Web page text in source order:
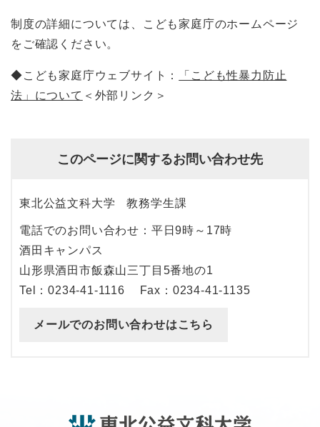
制度の詳細については、こども家庭庁のホームページ
をご確認ください。
◆こども家庭庁ウェブサイト：
「こども性暴力防止
法」について ＜外部リンク＞
このページに関するお問い合わせ先
東北公益文科大学 教務学生課
電話でのお問い合わせ：平日9時～17時
酒田キャンパス
山形県酒田市飯森山三丁目5番地の1
Tel：0234-41-1116
Fax：0234-41-1135
メールでのお問い合わせはこちら